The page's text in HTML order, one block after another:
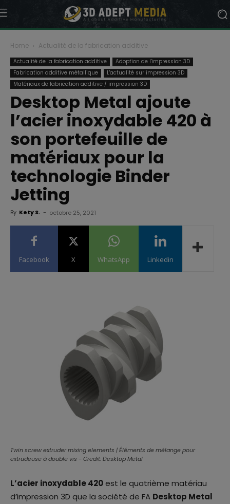
Home Actualité de la fabrication additive
Actualité de la fabrication additive
Adoption de l'impression 3D
Fabrication additive métallique
L'actualité sur impression 3D
Matériaux de fabrication additive / impression 3D
Desktop Metal ajoute
l’acier inoxydable 420 à
son portefeuille de
matériaux pour la
technologie Binder
Jetting
By Kety S. - octobre 25, 2021
Facebook X WhatsApp Linkedin
Twin screw extruder mixing elements | Éléments de mélange pour
extrudeuse à double vis - Credit: Desktop Metal
L’acier inoxydable 420est le quatrième matériau
d’impression 3D que la société de FA Desktop Metal